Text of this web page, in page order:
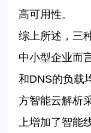
高可用性。
综上所述，三
中小型企业而
和DNS的负载
方智能云解析
上增加了智能